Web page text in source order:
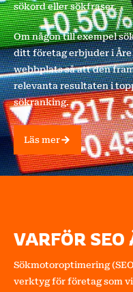
sökord eller sökfraser.
Om någon till exempel
ditt företag erbjuder i
webbplats så att den
relevanta resultaten i
sökranking.
Läs mer
VARFÖR
Sökmotoroptimering
verktyg för företag som